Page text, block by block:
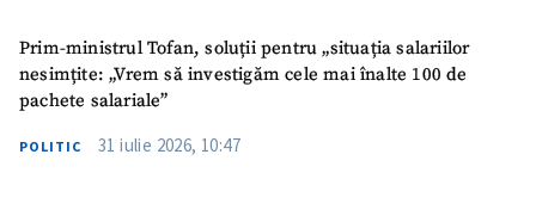
Prim-ministrul Tofan, soluții pentru „situația salariilor
nesimțite: „Vrem să investigăm cele mai înalte 100 de
pachete salariale”
POLITIC 31 iulie 2026, 10:47